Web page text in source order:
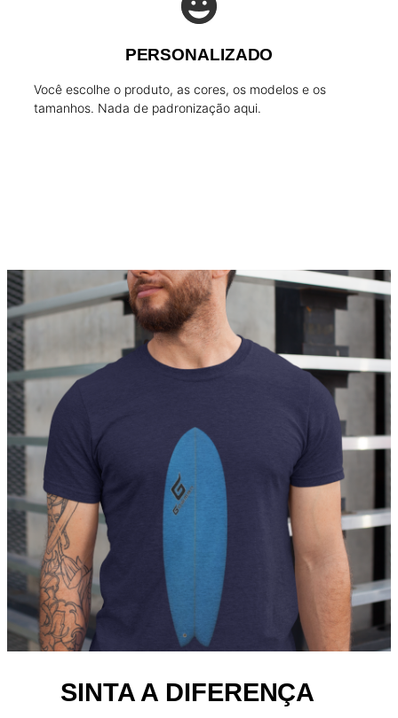
PERSONALIZADO
Você escolhe o produto, as cores, os modelos e os
tamanhos. Nada de padronização aqui.
SINTA A DIFERENÇA